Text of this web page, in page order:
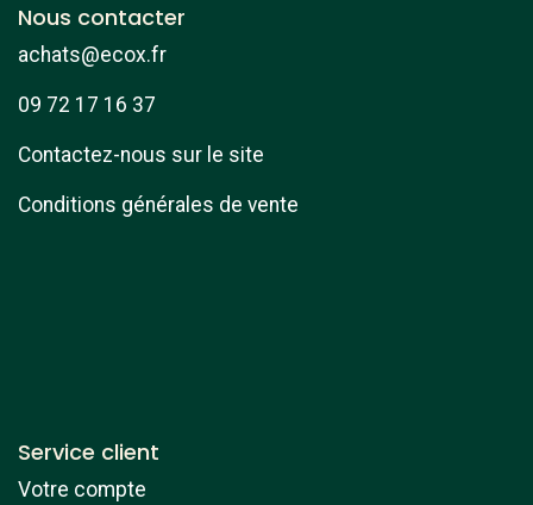
Nous contacter
achats@ecox.fr
09 72 17 16 37
Contactez-nous sur le site
Conditions générales de vente
Service client
Votre compte